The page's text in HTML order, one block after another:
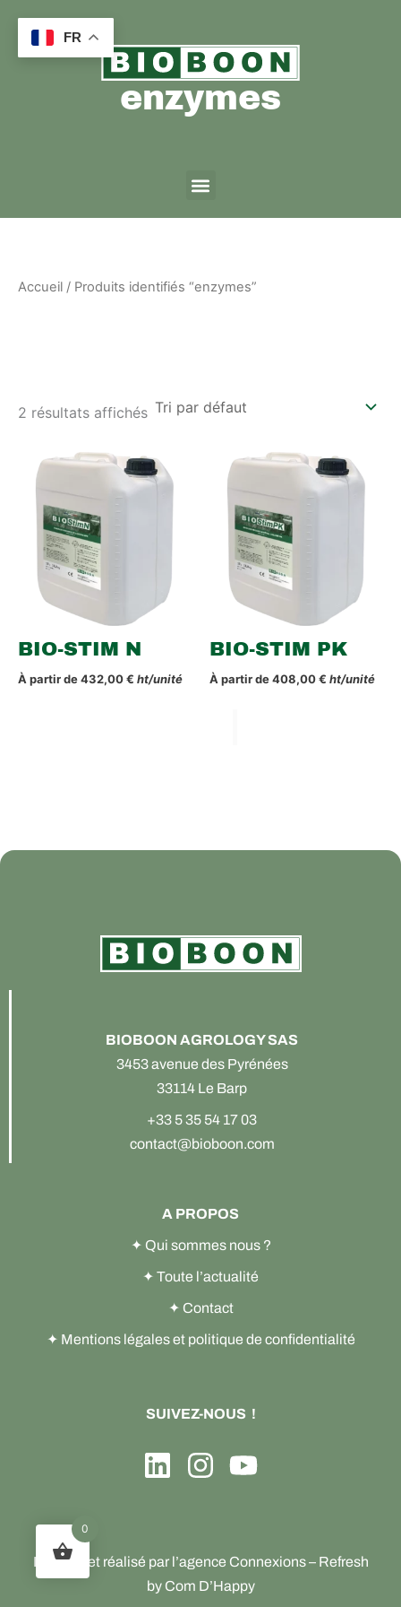
contenu
enzymes
Accueil / Produits identifiés “enzymes”
2 résultats affichés
BIO-STIM N
À partir de432,00€ ht/unité
BIO-STIM PK
À partir de408,00€ ht/unité
BIOBOON AGROLOGY SAS
3453 avenue des Pyrénées
33114 Le Barp
+33 5 35 54 17 03
contact@bioboon.com
A PROPOS
✦ Qui sommes nous ?
✦ Toute l’actualité
✦ Contact
✦ Mentions légales et politique de confidentialité
SUIVEZ-NOUS !
L
k
e
I
t
a
Y
t
u
Imaginé et réalisé par l’agence Connexions – Refresh
by Com D’Happy
FR
0